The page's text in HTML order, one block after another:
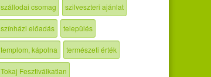
szállodai csomag szilveszteri ajánlat
színházi előadás település
templom, kápolna természeti érték
Tokaj Fesztiválkatlan